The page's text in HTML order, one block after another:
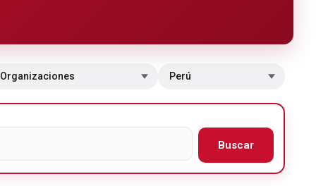
sección Cambiar de país
Buscar